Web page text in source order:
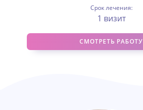
Срок лечения:
1 визит
СМОТРЕТЬ РАБОТУ